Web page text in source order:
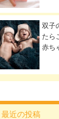
双子
たら
赤ち
最近の投稿